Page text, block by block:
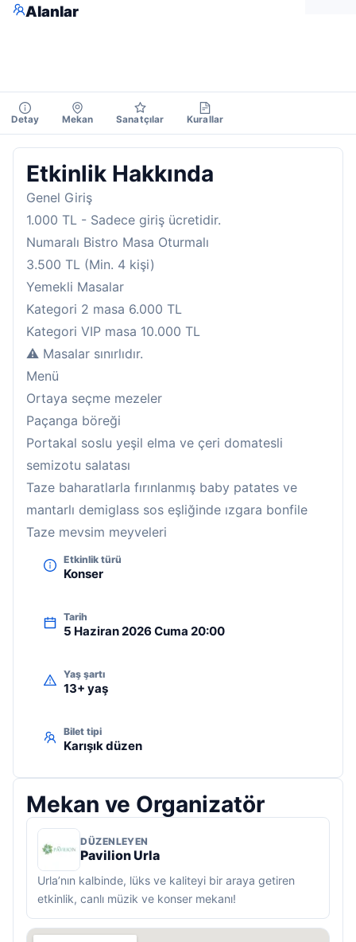
Alanlar
Detay Mekan Sanatçılar Kurallar
Etkinlik Hakkında
Genel Giriş
1.000 TL - Sadece giriş ücretidir.
Numaralı Bistro Masa Oturmalı
3.500 TL (Min. 4 kişi)
Yemekli Masalar
Kategori 2 masa 6.000 TL
Kategori VIP masa 10.000 TL
⚠️ Masalar sınırlıdır.
Menü
Ortaya seçme mezeler
Paçanga böreği
Portakal soslu yeşil elma ve çeri domatesli
semizotu salatası
Taze baharatlarla fırınlanmış baby patates ve
mantarlı demiglass sos eşliğinde ızgara bonfile
Taze mevsim meyveleri
Etkinlik türü
Konser
Tarih
5 Haziran 2026 Cuma 20:00
Yaş şartı
13+ yaş
Bilet tipi
Karışık düzen
Mekan ve Organizatör
DÜZENLEYEN
Pavilion Urla
Urla’nın kalbinde, lüks ve kaliteyi bir araya getiren
etkinlik, canlı müzik ve konser mekanı!